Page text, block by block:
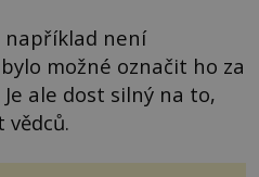
například není
možné označit ho za
ale dost silný na to,